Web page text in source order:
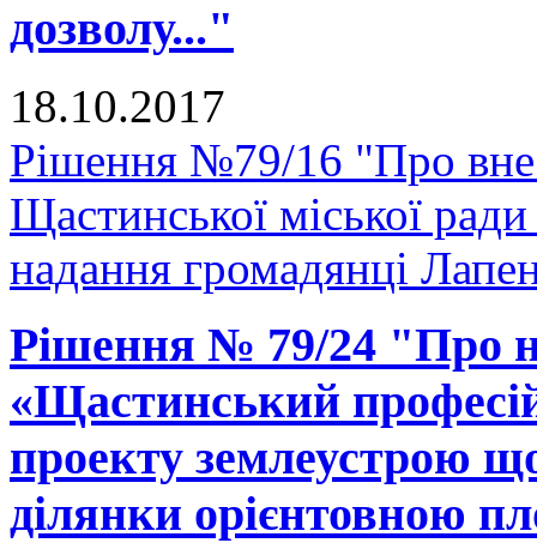
дозволу..."
18.10.2017
Рішення №79/16 "Про
Щастинської міської
надання громадянці
Рішення № 79/24 "Про
«Щастинський
проекту землеустрою
ділянки орієнтовною